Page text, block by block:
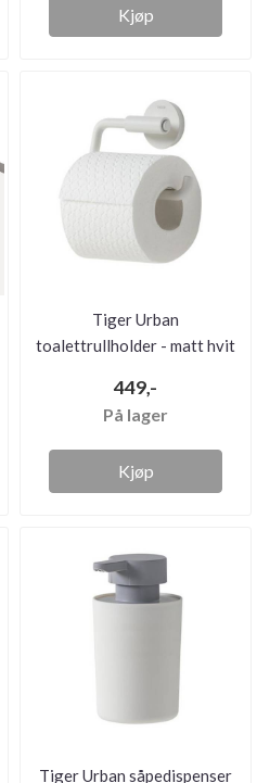
Kjøp
Tiger Urban
toalettrullholder - matt hvit
449,-
På lager
Kjøp
Tiger Urban såpedispenser